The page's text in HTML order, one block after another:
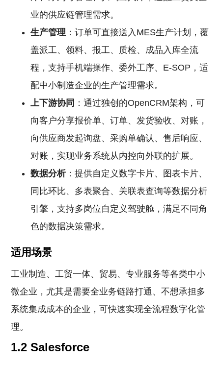
业的供应链管理需求。
生产管理 ：订单可直接送入MES生产计划，覆
盖派工、领料、报工、质检、成品入库全流
程，支持手机端操作、委外工序、E-SOP，适
配中小制造企业的生产管理需求。
上下游协同 ：通过独创的OpenCRM架构，可
向客户分享报价单、订单、发货验收、对账，
向供应商发起询盘、采购单确认、售后响应、
对账，实现业务系统从内控向外联的扩展。
数据分析：提供自定义数字卡片、图表卡片、
同比环比、多表聚合、关联表查询等数据分析
引擎，支持多岗位自定义驾驶舱，满足不同角
色的数据决策需求。
适用场景
工业制造、工贸一体、贸易、专业服务等各类中小
微企业，尤其是需要全业务链路打通、不想承担多
系统集成成本的企业，可快速实现全流程数字化管
理。
1.2 Salesforce